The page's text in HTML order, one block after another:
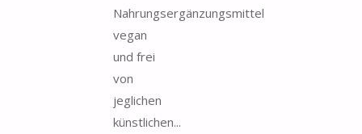
Nahrungsergänzungsmittel
vegan
und frei
von
jeglichen
künstlichen...